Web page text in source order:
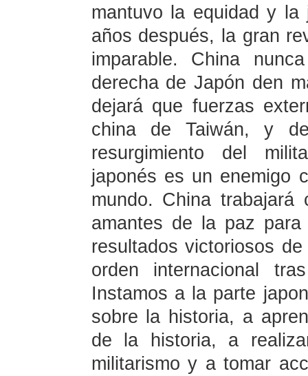
mantuvo la equidad y la
años después, la gran
imparable. China
derecha de Japón den
dejará que fuerzas
china de Taiwán, y
resurgimiento del
japonés es un enemigo
mundo. China
amantes de la paz para
resultados victoriosos
orden internacional
Instamos a la parte
sobre la historia, a
de la historia, a
militarismo y a tomar